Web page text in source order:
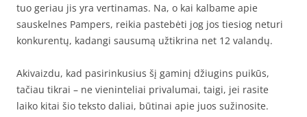
tuo geriau jis yra vertinamas. Na, o kai kalbame apie
sauskelnes Pampers, reikia pastebėti jog jos tiesiog neturi
konkurentų, kadangi sausumą užtikrina net 12 valandų.
Akivaizdu, kad pasirinkusius šį gaminį džiugins puikūs,
tačiau tikrai – ne vieninteliai privalumai, taigi, jei rasite
laiko kitai šio teksto daliai, būtinai apie juos sužinosite.